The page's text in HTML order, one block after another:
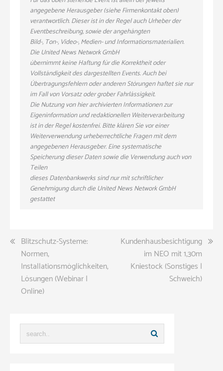
angegebene Herausgeber (siehe Firmenkontakt oben)
verantwortlich. Dieser ist in der Regel auch Urheber der
Eventbeschreibung, sowie der angehängten
Bild-, Ton-, Video-, Medien- und Informationsmaterialien.
Die United News Network GmbH
übernimmt keine Haftung für die Korrektheit oder
Vollständigkeit des dargestellten Events. Auch bei
Übertragungsfehlern oder anderen Störungen haftet sie nur
im Fall von Vorsatz oder grober Fahrlässigkeit.
Die Nutzung von hier archivierten Informationen zur
Eigeninformation und redaktionellen Weiterverarbeitung
ist in der Regel kostenfrei. Bitte klären Sie vor einer
Weiterverwendung urheberrechtliche Fragen mit dem
angegebenen Herausgeber. Eine systematische
Speicherung dieser Daten sowie die Verwendung auch von
Teilen
dieses Datenbankwerks sind nur mit schriftlicher
Genehmigung durch die United News Network GmbH
gestattet
Beitragsnavigation
Blitzschutz-Systeme:
Normen,
Installationsmöglichkeiten,
Lösungen (Webinar |
Online)
Kundenhausbesichtigung
im NEO mit 1,30m
Kniestock (Sonstiges |
Schweich)